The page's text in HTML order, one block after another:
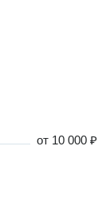
от 10 000 ₽